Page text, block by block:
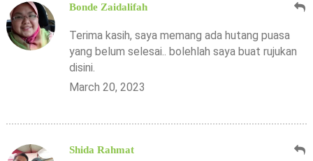
Bonde Zaidalifah
Terima kasih, saya memang ada hutang puasa
yang belum selesai.. bolehlah saya buat rujukan
disini.
March 20, 2023
Shida Rahmat